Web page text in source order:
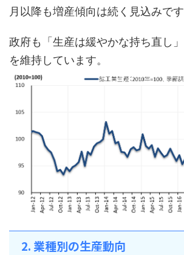
月以降も増産傾向は続く見込みです
政府も「生産は緩やかな持ち直し
を維持しています。
2. 業種別の生産動向